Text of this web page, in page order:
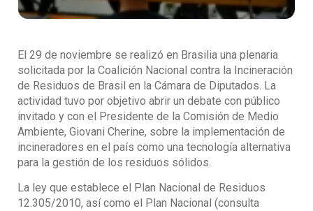
El 29 de noviembre se realizó en Brasilia una plenaria
solicitada por la Coalición Nacional contra la Incineración
de Residuos de Brasil en la Cámara de Diputados. La
actividad tuvo por objetivo abrir un debate con público
invitado y con el Presidente de la Comisión de Medio
Ambiente, Giovani Cherine, sobre la implementación de
incineradores en el país como una tecnología alternativa
para la gestión de los residuos sólidos.
La ley que establece el Plan Nacional de Residuos
12.305/2010, así como el Plan Nacional (consulta